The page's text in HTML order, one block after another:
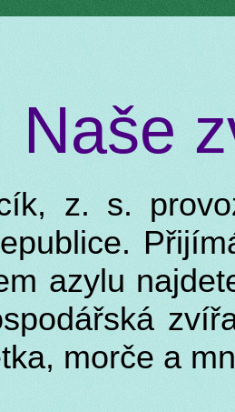
Naše
z. s.
azylu
morče a